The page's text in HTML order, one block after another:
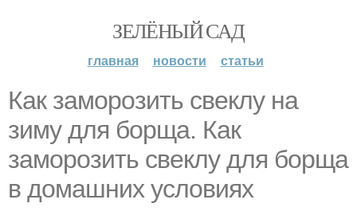
ЗЕЛЁНЫЙ САД
главная новости статьи
Как заморозить свеклу на
зиму для борща. Как
заморозить свеклу для борща
в домашних условиях